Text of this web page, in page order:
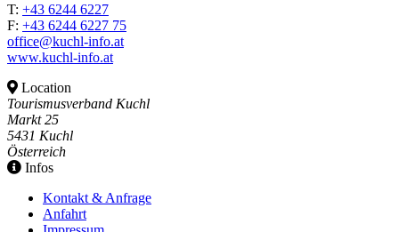
T: +43 6244 6227
F: +43 6244 6227 75
office@kuchl-info.at
www.kuchl-info.at
Location
Tourismusverband Kuchl
Markt 25
5431 Kuchl
Österreich
Infos
Kontakt & Anfrage
Anfahrt